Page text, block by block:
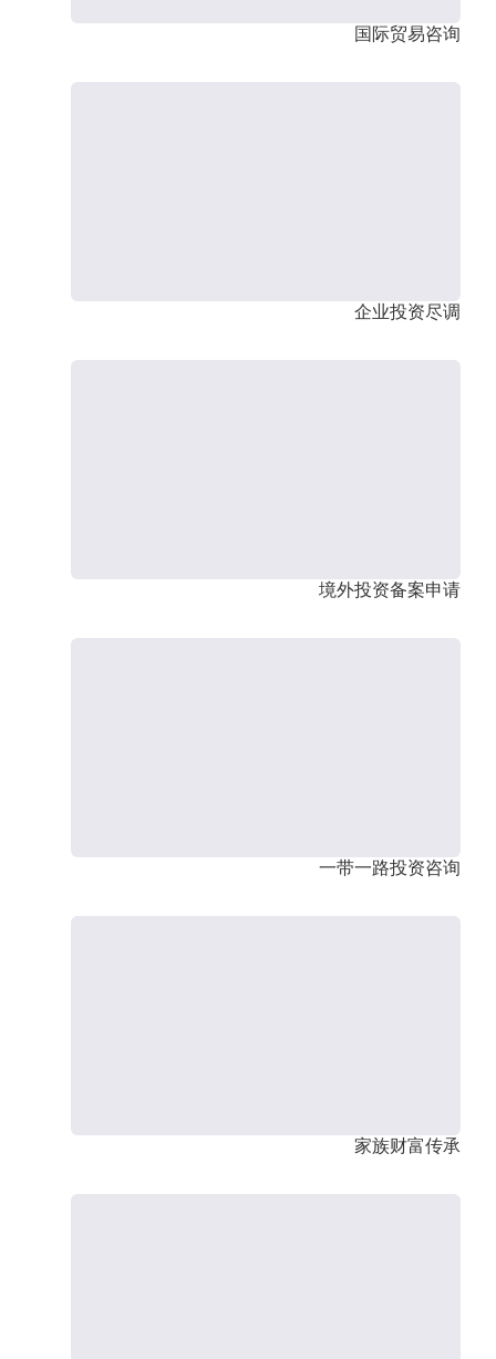
国际贸易咨询
企业投资尽调
境外投资备案申请
一带一路投资咨询
家族财富传承